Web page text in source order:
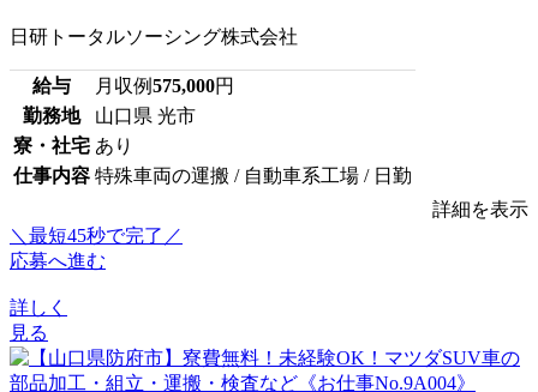
日研トータルソーシング株式会社
給与 月収例575,000円
勤務地
山口県 光市
寮・社宅 あり
仕事内容 特殊車両の運搬 / 自動車系工場 / 日勤
詳細を表示
＼最短45秒で完了／
応募へ進む
詳しく
見る